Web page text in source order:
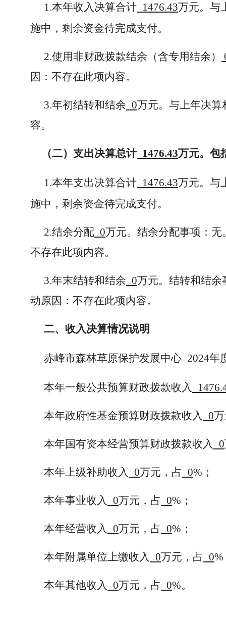
1.本年收入决算合计 1476.43万元。与
施中，剩余资金待完成支付。
2.使用非财政拨款结余（含专用结余）
因：不存在此项内容。
3.年初结转和结余 0万元。与上年决算
容。
（二）支出决算总计 1476.43万元。包
1.本年支出决算合计 1476.43万元。与
施中，剩余资金待完成支付。
2.结余分配 0万元。结余分配事项：
不存在此项内容。
3.年末结转和结余 0万元。结转和结余
动原因：不存在此项内容。
二、收入决算情况说明
赤峰市森林草原保护发展中心 2024年
本年一般公共预算财政拨款收入
本年政府性基金预算财政拨款收入 0
本年国有资本经营预算财政拨款收入 0
本年上级补助收入 0万元，占 0%；
本年事业收入 0万元，占 0%；
本年经营收入 0万元，占 0%；
本年附属单位上缴收入 0万元，占 0%
本年其他收入 0万元，占 0%。